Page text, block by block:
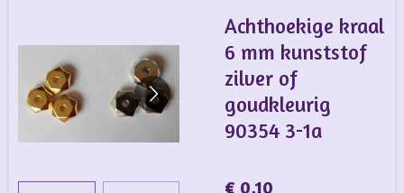
Achthoekige kraal
6 mm kunststof
zilver of
goudkleurig
90354 3-1a
€ 0,10